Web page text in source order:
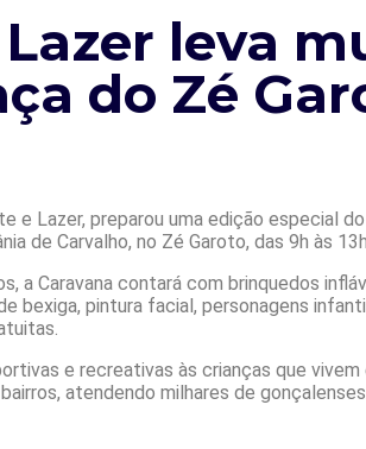
leva
do Zé
Lazer, preparou uma edição especial
de Carvalho, no Zé Garoto, das 9h às
a Caravana contará com brinquedos
pintura facial, personagens
e recreativas às crianças que
atendendo milhares de gonçalenses.